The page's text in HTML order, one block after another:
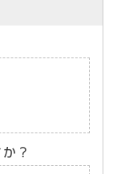
？